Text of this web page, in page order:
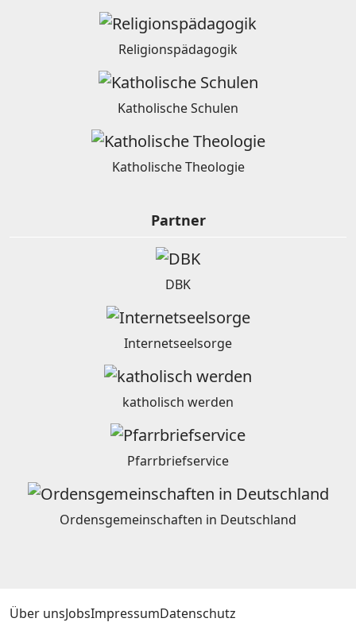
Religionspädagogik
Katholische Schulen
Katholische Theologie
Partner
DBK
Internetseelsorge
katholisch werden
Pfarrbriefservice
Ordensgemeinschaften in Deutschland
Über unsJobsImpressumDatenschutz